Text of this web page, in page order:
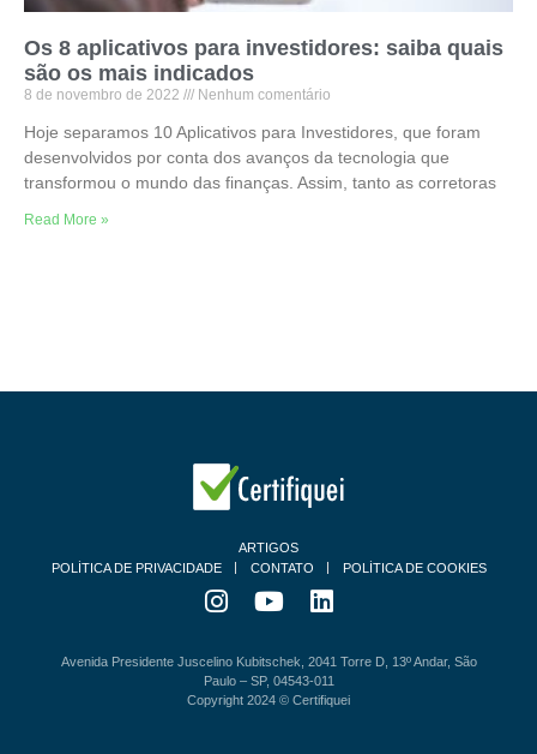
Os 8 aplicativos para investidores: saiba quais
são os mais indicados
8 de novembro de 2022 Nenhum comentário
Hoje separamos 10 Aplicativos para Investidores, que foram
desenvolvidos por conta dos avanços da tecnologia que
transformou o mundo das finanças. Assim, tanto as corretoras
Read More »
ARTIGOS
POLÍTICA DE PRIVACIDADE
CONTATO POLÍTICA DE COOKIES
Avenida Presidente Juscelino Kubitschek, 2041 Torre D, 13º Andar, São
Paulo – SP, 04543-011
Copyright 2024 © Certifiquei